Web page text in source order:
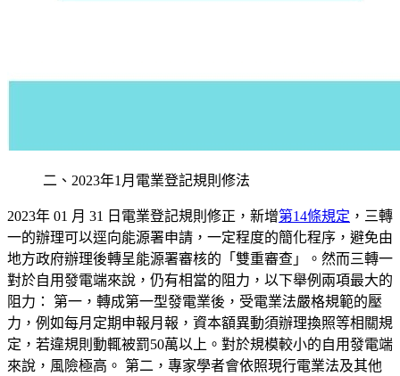
二、2023年1月電業登記規則修法
2023年 01 月 31 日電業登記規則修正，新增第14條規定 ，三轉
一的辦理可以逕向能源署申請，一定程度的簡化程序，避免由
地方政府辦理後轉呈能源署審核的「雙重審查」。然而三轉一
對於自用發電端來說，仍有相當的阻力，以下舉例兩項最大的
阻力： 第一，轉成第一型發電業後，受電業法嚴格規範的壓
力，例如每月定期申報月報，資本額異動須辦理換照等相關規
定，若違規則動輒被罰50萬以上。對於規模較小的自用發電端
來說，風險極高。 第二，專家學者會依照現行電業法及其他